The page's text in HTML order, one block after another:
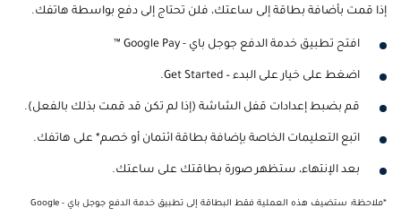
إذا قمت بأضافة بطاقة إلى ساعتك، فلن تحتاج إلى دفع بواسطة هاتفك.
افتح تطبيق خدمة الدفع جوجل باي - Google Pay ™
اضغط على خيار على البدء – Get Started.
قم بضبط إعدادات قفل الشاشة (إذا لم تكن قد قمت بذلك بالفعل).
اتبع التعليمات الخاصة بإضافة بطاقة ائتمان أو خصم* على هاتفك.
بعد الإنتهاء، ستظهر صورة بطاقتك على ساعتك.
*ملاحظة: ستضيف هذه العملية فقط البطاقة إلى تطبيق خدمة الدفع جوجل باي - Google